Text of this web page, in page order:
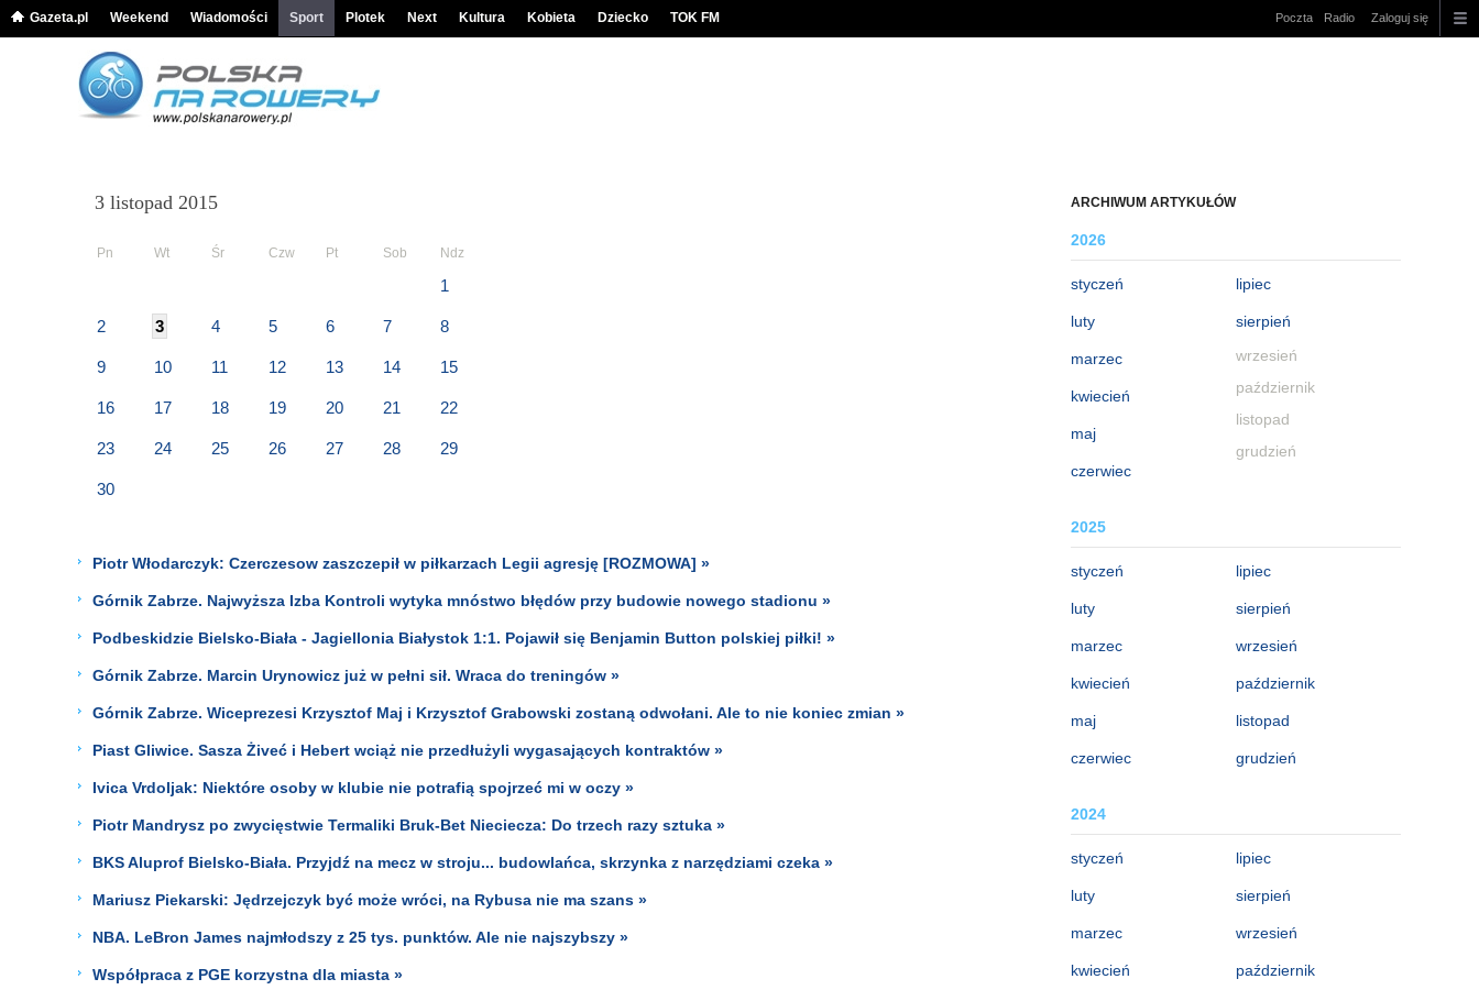
Gazeta.pl Weekend Wiadomości Sport Plotek Next Kultura Kobieta Dziecko TOK FM Poczta Radio Zaloguj się
ARCHIWUM ARTYKUŁÓW
2026
styczeń
luty
marzec
kwiecień
maj
czerwiec
lipiec
sierpień
wrzesień
październik
listopad
grudzień
2025
styczeń
luty
marzec
kwiecień
maj
czerwiec
lipiec
sierpień
wrzesień
październik
listopad
grudzień
2024
styczeń
luty
marzec
kwiecień
lipiec
sierpień
wrzesień
październik
3 listopad 2015
Pn Wt Śr Czw Pt Sob Ndz
1
2 3 4 5 6 7 8
9 10 11 12 13 14 15
16 17 18 19 20 21 22
23 24 25 26 27 28 29
30
Piotr Włodarczyk: Czerczesow zaszczepił w piłkarzach Legii agresję [ROZMOWA] »
Górnik Zabrze. Najwyższa Izba Kontroli wytyka mnóstwo błędów przy budowie nowego stadionu »
Podbeskidzie Bielsko-Biała - Jagiellonia Białystok 1:1. Pojawił się Benjamin Button polskiej piłki! »
Górnik Zabrze. Marcin Urynowicz już w pełni sił. Wraca do treningów »
Górnik Zabrze. Wiceprezesi Krzysztof Maj i Krzysztof Grabowski zostaną odwołani. Ale to nie koniec zmian »
Piast Gliwice. Sasza Żiveć i Hebert wciąż nie przedłużyli wygasających kontraktów »
Ivica Vrdoljak: Niektóre osoby w klubie nie potrafią spojrzeć mi w oczy »
Piotr Mandrysz po zwycięstwie Termaliki Bruk-Bet Nieciecza: Do trzech razy sztuka »
BKS Aluprof Bielsko-Biała. Przyjdź na mecz w stroju... budowlańca, skrzynka z narzędziami czeka »
Mariusz Piekarski: Jędrzejczyk być może wróci, na Rybusa nie ma szans »
NBA. LeBron James najmłodszy z 25 tys. punktów. Ale nie najszybszy »
Współpraca z PGE korzystna dla miasta »